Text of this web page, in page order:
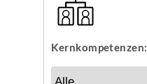
Kernkompetenzen: